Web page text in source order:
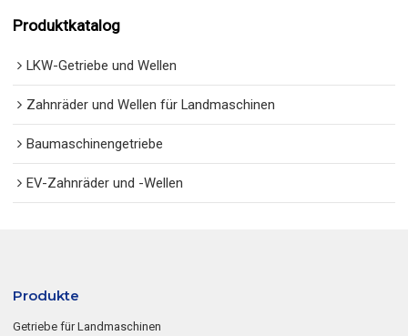
Produktkatalog
LKW-Getriebe und Wellen
Zahnräder und Wellen für Landmaschinen
Baumaschinengetriebe
EV-Zahnräder und -Wellen
Produkte
Getriebe für Landmaschinen